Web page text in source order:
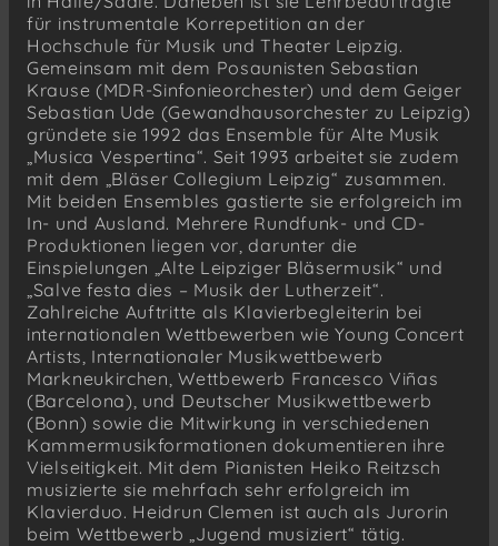
für instrumentale Korrepetition an der
Hochschule für Musik und Theater Leipzig.
Gemeinsam mit dem Posaunisten Sebastian
Krause (MDR-Sinfonieorchester) und dem Geiger
Sebastian Ude (Gewandhausorchester zu Leipzig)
gründete sie 1992 das Ensemble für Alte Musik
„Musica Vespertina“. Seit 1993 arbeitet sie zudem
mit dem „Bläser Collegium Leipzig“ zusammen.
Mit beiden Ensembles gastierte sie erfolgreich im
In- und Ausland. Mehrere Rundfunk- und CD-
Produktionen liegen vor, darunter die
Einspielungen „Alte Leipziger Bläsermusik“ und
„Salve festa dies – Musik der Lutherzeit“.
Zahlreiche Auftritte als Klavierbegleiterin bei
internationalen Wettbewerben wie Young Concert
Artists, Internationaler Musikwettbewerb
Markneukirchen, Wettbewerb Francesco Viñas
(Barcelona), und Deutscher Musikwettbewerb
(Bonn) sowie die Mitwirkung in verschiedenen
Kammermusikformationen dokumentieren ihre
Vielseitigkeit. Mit dem Pianisten Heiko Reitzsch
musizierte sie mehrfach sehr erfolgreich im
Klavierduo. Heidrun Clemen ist auch als Jurorin
beim Wettbewerb „Jugend musiziert“ tätig.